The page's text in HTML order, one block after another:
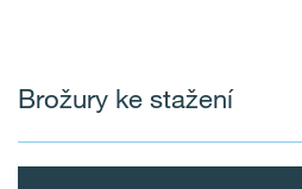
Brožury ke stažení